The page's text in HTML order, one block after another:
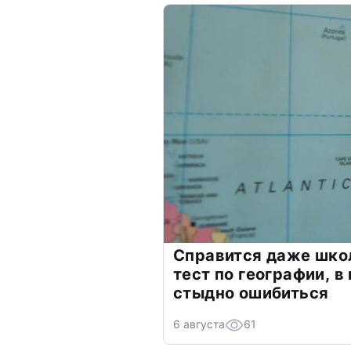
Справится даже
тест по географии,
стыдно ошибиться
6 августа 61